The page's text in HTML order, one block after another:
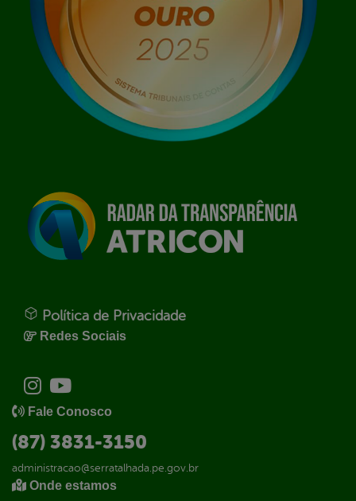
Política de Privacidade
Redes Sociais
Fale Conosco
(87) 3831-3150
administracao@serratalhada.pe.gov.br
Onde estamos